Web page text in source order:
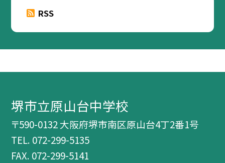
RSS
堺市立原山台中学校
〒590-0132 大阪府堺市南区原山台4丁2番1号
TEL. 072-299-5135
FAX. 072-299-5141